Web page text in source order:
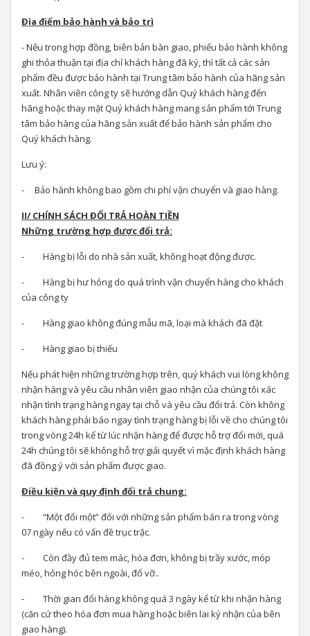
Địa điểm bảo hành và bảo trì
- Nếu trong hợp đồng, biên bản bàn giao, phiếu bảo hành không
ghi thỏa thuận tại địa chỉ khách hàng đã ký, thì tất cả các sản
phẩm đều được bảo hành tại Trung tâm bảo hành của hãng sản
xuất. Nhân viên công ty sẽ hướng dẫn Quý khách hàng đến
hãng hoặc thay mặt Quý khách hàng mang sản phẩm tới Trung
tâm bảo hàng của hãng sản xuất để bảo hành sản phẩm cho
Quý khách hàng.
Lưu ý:
- Bảo hành không bao gồm chi phí vận chuyển và giao hàng.
II/ CHÍNH SÁCH ĐỔI TRẢ HOÀN TIỀN
Những trường hợp được đổi trả:
- Hàng bị lỗi do nhà sản xuất, không hoạt động được.
- Hàng bị hư hỏng do quá trình vận chuyển hàng cho khách
của công ty
- Hàng giao không đúng mẫu mã, loại mà khách đã đặt
- Hàng giao bị thiếu
Nếu phát hiện những trường hợp trên, quý khách vui lòng không
nhận hàng và yêu cầu nhân viên giao nhận của chúng tôi xác
nhận tình trạng hàng ngay tại chỗ và yêu cầu đổi trả. Còn không
khách hàng phải báo ngay tình trạng hàng bị lỗi về cho chúng tôi
trong vòng 24h kể từ lúc nhận hàng để được hỗ trợ đổi mới, quá
24h chúng tôi sẽ không hỗ trợ giải quyết vì mặc định khách hàng
đã đồng ý với sản phẩm được giao.
Điều kiện và quy định đổi trả chung:
- “Một đổi một” đối với những sản phẩm bán ra trong vòng
07 ngày nếu có vấn đề trục trặc.
- Còn đầy đủ tem mác, hóa đơn, không bị trầy xước, móp
méo, hỏng hóc bên ngoài, đổ vỡ..
- Thời gian đổi hàng không quá 3 ngày kể từ khi nhận hàng
(căn cứ theo hóa đơn mua hàng hoặc biên lai ký nhận của bên
giao hàng).